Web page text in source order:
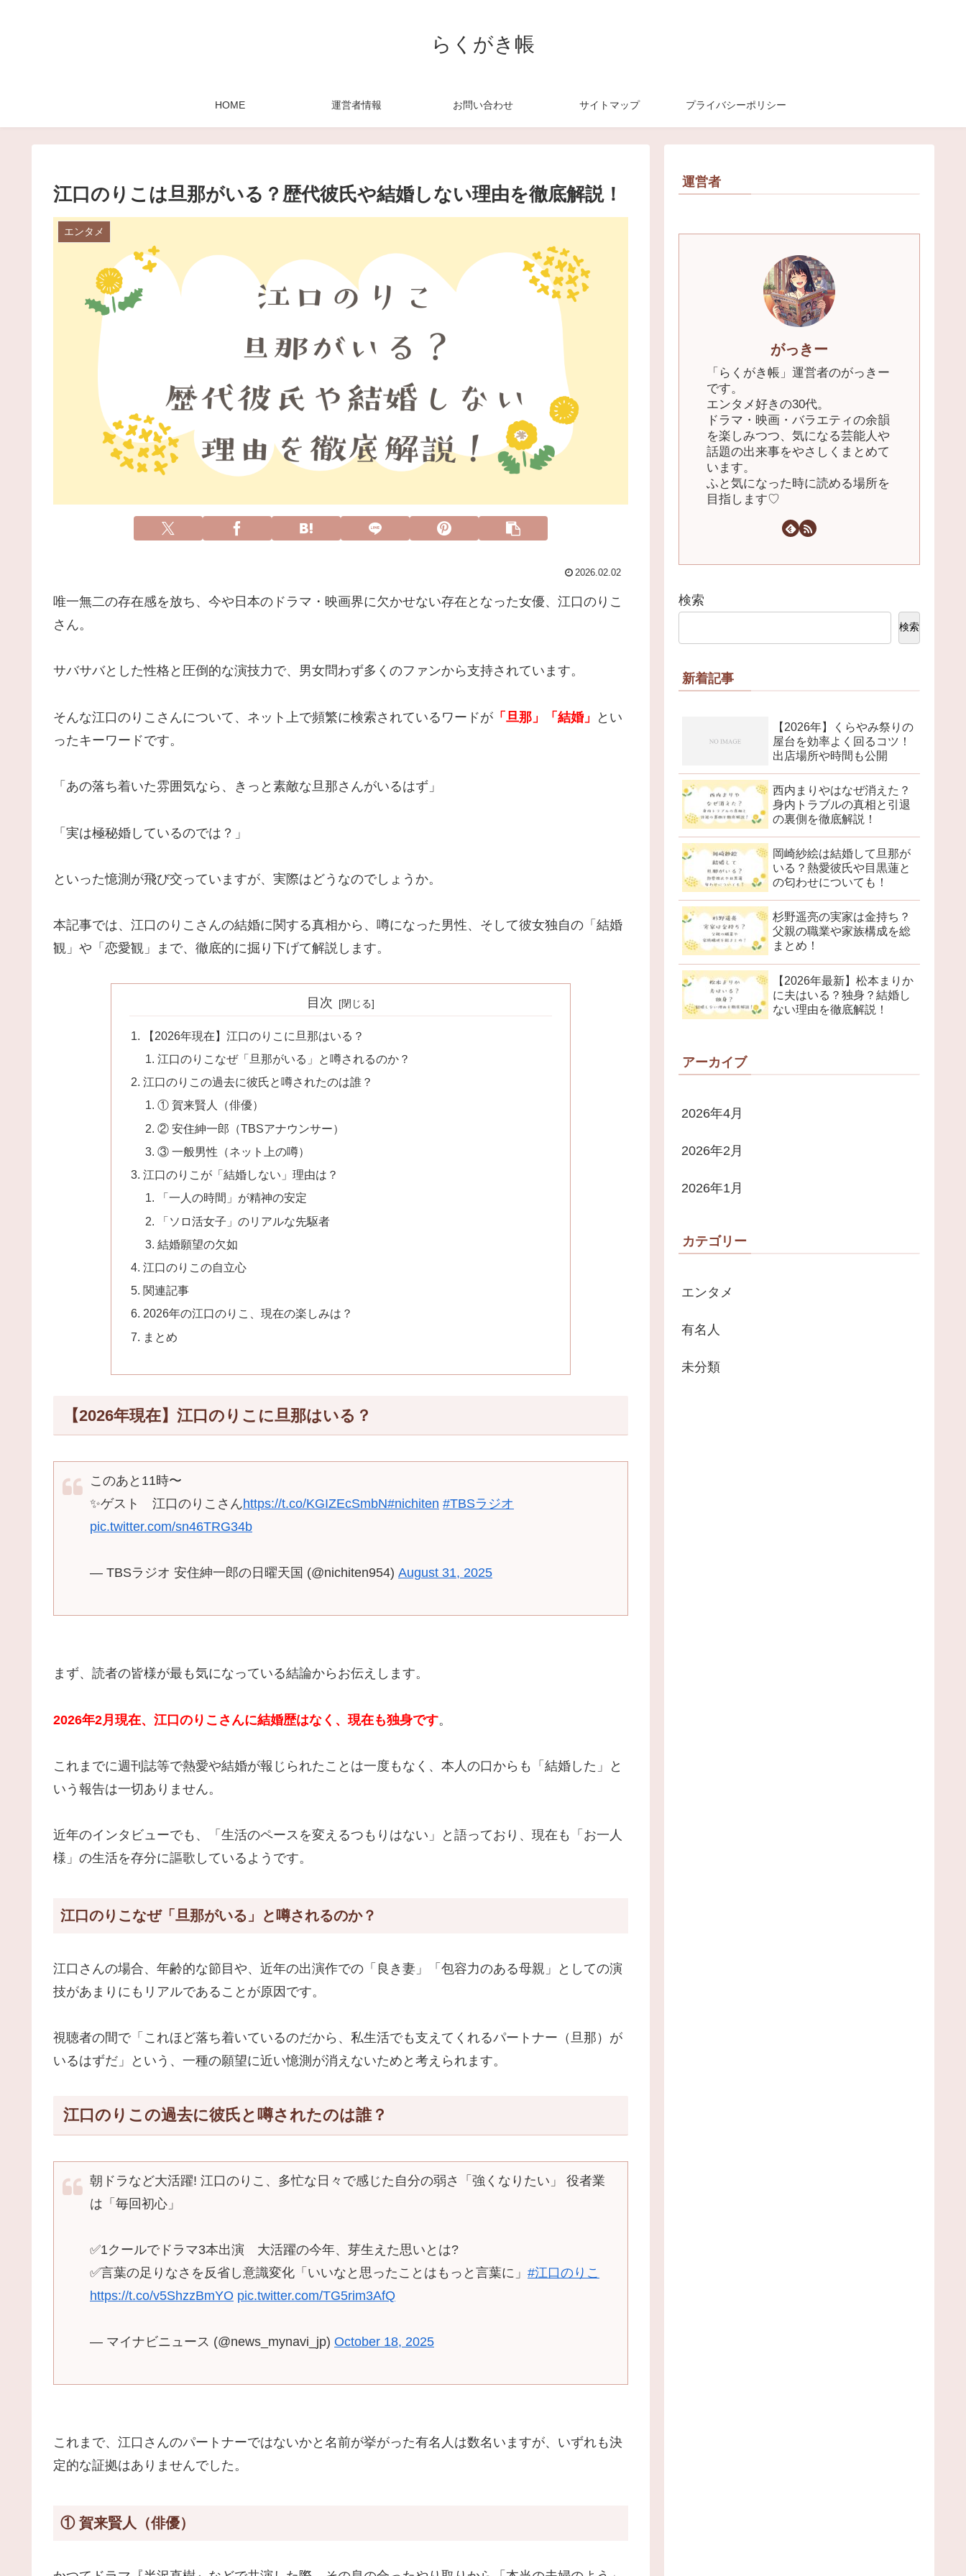
らくがき帳
HOME 運営者情報 お問い合わせ サイトマップ プライバシーポリシー
江口のりこは旦那がいる？歴代彼氏や結婚しない理由を徹底解説！
エンタメ
2026.02.02
唯一無二の存在感を放ち、今や日本のドラマ・映画界に欠かせない存在となった女優、江口のりこ
さん。
サバサバとした性格と圧倒的な演技力で、男女問わず多くのファンから支持されています。
そんな江口のりこさんについて、ネット上で頻繁に検索されているワードが 「旦那」 「結婚」
とい
ったキーワードです。
「あの落ち着いた雰囲気なら、きっと素敵な旦那さんがいるはず」
「実は極秘婚しているのでは？」
といった憶測が飛び交っていますが、実際はどうなのでしょうか。
本記事では、江口のりこさんの結婚に関する真相から、噂になった男性、そして彼女独自の「結婚
観」や「恋愛観」まで、徹底的に掘り下げて解説します。
目次
【2026年現在】江口のりこに旦那はいる？
江口のりこなぜ「旦那がいる」と噂されるのか？
江口のりこの過去に彼氏と噂されたのは誰？
① 賀来賢人（俳優）
② 安住紳一郎（TBSアナウンサー）
③ 一般男性（ネット上の噂）
江口のりこが「結婚しない」理由は？
「一人の時間」が精神の安定
「ソロ活女子」のリアルな先駆者
結婚願望の欠如
江口のりこの自立心
関連記事
2026年の江口のりこ、現在の楽しみは？
まとめ
【2026年現在】江口のりこに旦那はいる？
このあと11時〜
✨ゲスト 江口のりこさんhttps://t.co/KGIZEcSmbN#nichiten #TBSラジオ
pic.twitter.com/sn46TRG34b
— TBSラジオ 安住紳一郎の日曜天国 (@nichiten954) August 31, 2025
まず、読者の皆様が最も気になっている結論からお伝えします。
2026年2月現在、江口のりこさんに結婚歴はなく、現在も独身です。
これまでに週刊誌等で熱愛や結婚が報じられたことは一度もなく、本人の口からも「結婚した」と
いう報告は一切ありません。
近年のインタビューでも、「生活のペースを変えるつもりはない」と語っており、現在も「お一人
様」の生活を存分に謳歌しているようです。
江口のりこなぜ「旦那がいる」と噂されるのか？
江口さんの場合、年齢的な節目や、近年の出演作での「良き妻」「包容力のある母親」としての演
技があまりにもリアルであることが原因です。
視聴者の間で「これほど落ち着いているのだから、私生活でも支えてくれるパートナー（旦那）が
いるはずだ」という、一種の願望に近い憶測が消えないためと考えられます。
江口のりこの過去に彼氏と噂されたのは誰？
朝ドラなど大活躍! 江口のりこ、多忙な日々で感じた自分の弱さ「強くなりたい」 役者業
は「毎回初心」
✅1クールでドラマ3本出演 大活躍の今年、芽生えた思いとは?
✅言葉の足りなさを反省し意識変化「いいなと思ったことはもっと言葉に」 #江口のりこ
https://t.co/v5ShzzBmYO pic.twitter.com/TG5rim3AfQ
— マイナビニュース (@news_mynavi_jp) October 18, 2025
これまで、江口さんのパートナーではないかと名前が挙がった有名人は数名いますが、いずれも決
定的な証拠はありませんでした。
① 賀来賢人（俳優）
運営者
がっきー
「らくがき帳」運営者のがっきー
です。
エンタメ好きの30代。
ドラマ・映画・バラエティの余韻
を楽しみつつ、気になる芸能人や
話題の出来事をやさしくまとめて
います。
ふと気になった時に読める場所を
目指します♡
検索
検索
新着記事
【2026年】くらやみ祭りの
屋台を効率よく回るコツ！
出店場所や時間も公開
西内まりやはなぜ消えた？
身内トラブルの真相と引退
の裏側を徹底解説！
岡崎紗絵は結婚して旦那が
いる？熱愛彼氏や目黒蓮と
の匂わせについても！
杉野遥亮の実家は金持ち？
父親の職業や家族構成を総
まとめ！
【2026年最新】松本まりか
に夫はいる？独身？結婚し
ない理由を徹底解説！
アーカイブ
2026年4月
2026年2月
2026年1月
カテゴリー
エンタメ
有名人
未分類